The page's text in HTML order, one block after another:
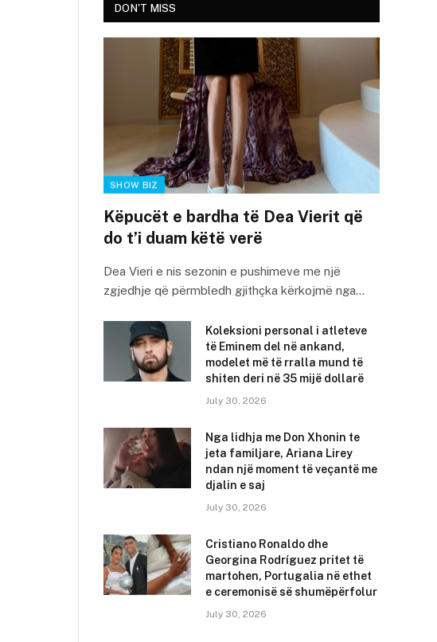
DON'T MISS
SHOW BIZ
Këpucët e bardha të Dea Vierit që
do t’i duam këtë verë
Dea Vieri e nis sezonin e pushimeve me një
zgjedhje që përmbledh gjithçka kërkojmë nga…
Koleksioni personal i atleteve
të Eminem del në ankand,
modelet më të rralla mund të
shiten deri në 35 mijë dollarë
July 30, 2026
Nga lidhja me Don Xhonin te
jeta familjare, Ariana Lirey
ndan një moment të veçantë me
djalin e saj
July 30, 2026
Cristiano Ronaldo dhe
Georgina Rodríguez pritet të
martohen, Portugalia në ethet
e ceremonisë së shumëpërfolur
July 30, 2026